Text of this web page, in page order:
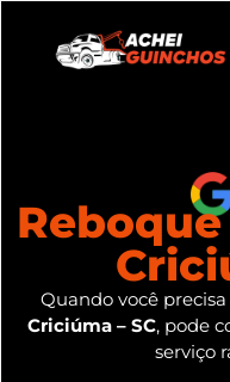
Quando você
Criciúma – SC, pode
serviço